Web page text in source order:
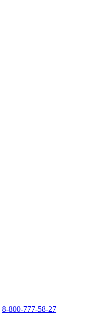
8-800-777-58-27